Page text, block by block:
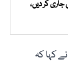
کر دیں،
کہا کہ